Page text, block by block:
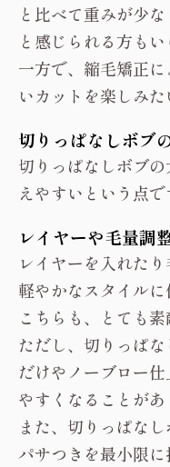
と比べて重みが少
と感じられる方もい
一方で、縮毛矯正
いカットを楽しみた
切りっぱなしボブ
切りっぱなしボブ
えやすいという点で
レイヤーや毛量調
レイヤーを入れた
軽やかなスタイルに
こちらも、とても
ただし、切りっぱ
だけやノーブロー
やすくなることがあ
また、切りっぱな
パサつきを最小限